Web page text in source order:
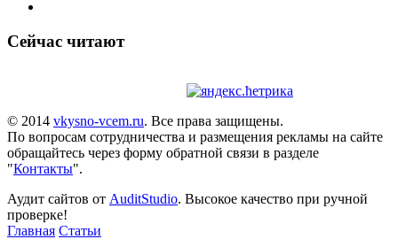
Сейчас читают
© 2014 vkysno-vcem.ru. Все права защищены.
По вопросам сотрудничества и размещения рекламы на сайте
обращайтесь через форму обратной связи в разделе
"Контакты".
Аудит сайтов от AuditStudio. Высокое качество при ручной
проверке!
Главная Статьи